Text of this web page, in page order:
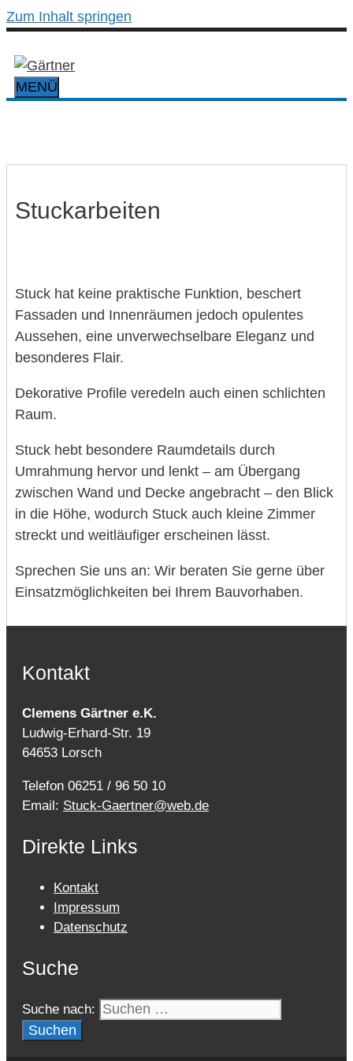
Zum Inhalt springen
MENÜ
Stuckarbeiten
Stuck hat keine praktische Funktion, beschert
Fassaden und Innenräumen jedoch opulentes
Aussehen, eine unverwechselbare Eleganz und
besonderes Flair.
Dekorative Profile veredeln auch einen schlichten
Raum.
Stuck hebt besondere Raumdetails durch
Umrahmung hervor und lenkt – am Übergang
zwischen Wand und Decke angebracht – den Blick
in die Höhe, wodurch Stuck auch kleine Zimmer
streckt und weitläufiger erscheinen lässt.
Sprechen Sie uns an: Wir beraten Sie gerne über
Einsatzmöglichkeiten bei Ihrem Bauvorhaben.
Kontakt
Clemens Gärtner e.K.
Ludwig-Erhard-Str. 19
64653 Lorsch
Telefon 06251 / 96 50 10
Email: Stuck-Gaertner@web.de
Direkte Links
Kontakt
Impressum
Datenschutz
Suche
Suche nach: